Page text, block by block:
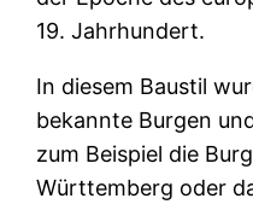
19. Jahrhundert.
In diesem Baustil
bekannte Burgen
zum Beispiel die
Württemberg oder